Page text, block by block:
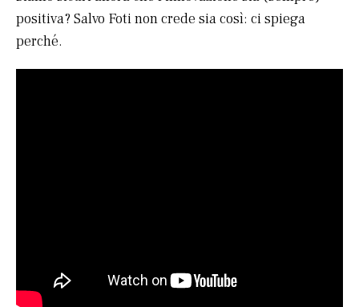
positiva? Salvo Foti non crede sia così: ci spiega
perché.